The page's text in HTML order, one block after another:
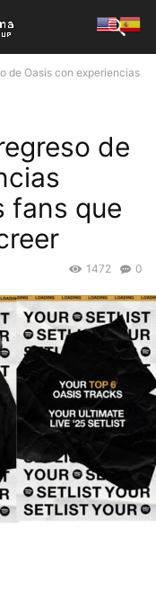
de Oasis con experiencias
de
fans que
0
1472